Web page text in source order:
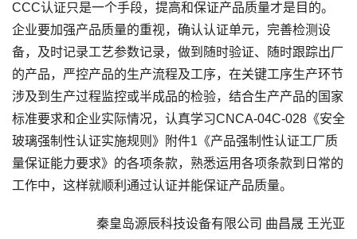
CCC认证只是一个手段，提高和保证产品质量才是目的。
企业要加强产品质量的重视，确认认证单元，完善检测设
备，及时记录工艺参数记录，做到随时验证、随时跟踪出厂
的产品，严控产品的生产流程及工序，在关键工序生产环节
涉及到生产过程监控或半成品的检验，结合生产产品的国家
标准要求和企业实际情况，认真学习CNCA-04C-028《安全
玻璃强制性认证实施规则》附件1《产品强制性认证工厂质
量保证能力要求》的各项条款，熟悉运用各项条款到日常的
工作中，这样就顺利通过认证并能保证产品质量。
秦皇岛源辰科技设备有限公司 曲昌晟 王光亚